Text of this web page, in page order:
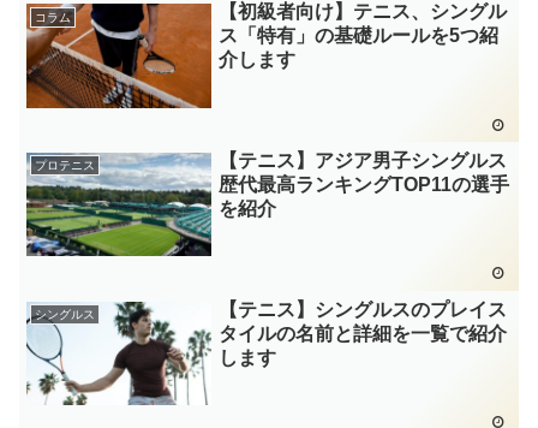
コラム
【初級者向け】テニス、シングル
ス「特有」の基礎ルールを5つ紹
介します
プロテニス
【テニス】アジア男子シングルス
歴代最高ランキングTOP11の選手
を紹介
シングルス
【テニス】シングルスのプレイス
タイルの名前と詳細を一覧で紹介
します